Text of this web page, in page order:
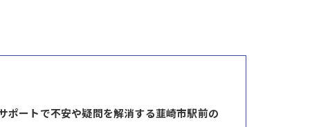
ポートで不安や疑問を解消する韮崎市駅前の